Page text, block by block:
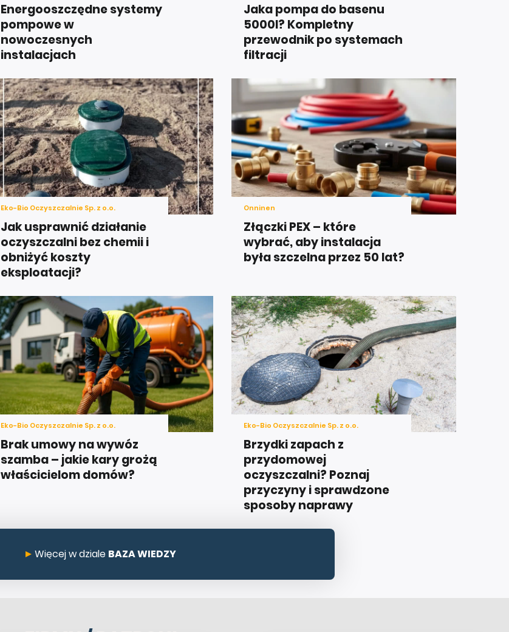
Energooszczędne systemy
pompowe w
nowoczesnych
instalacjach
Jaka pompa do basenu
5000l? Kompletny
przewodnik po systemach
filtracji
Eko-Bio Oczyszczalnie Sp. z o.o.
Jak usprawnić działanie
oczyszczalni bez chemii i
obniżyć koszty
eksploatacji?
Onninen
Złączki PEX – które
wybrać, aby instalacja
była szczelna przez 50 lat?
Eko-Bio Oczyszczalnie Sp. z o.o.
Brak umowy na wywóz
szamba – jakie kary grożą
właścicielom domów?
Eko-Bio Oczyszczalnie Sp. z o.o.
Brzydki zapach z
przydomowej
oczyszczalni? Poznaj
przyczyny i sprawdzone
sposoby naprawy
Więcej w dziale BAZA WIEDZY